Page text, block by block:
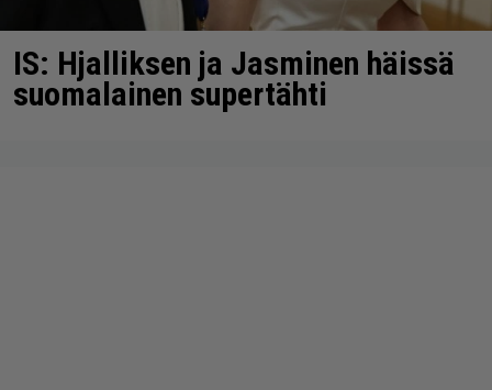
IS: Hjalliksen ja Jasminen häissä
suomalainen supertähti